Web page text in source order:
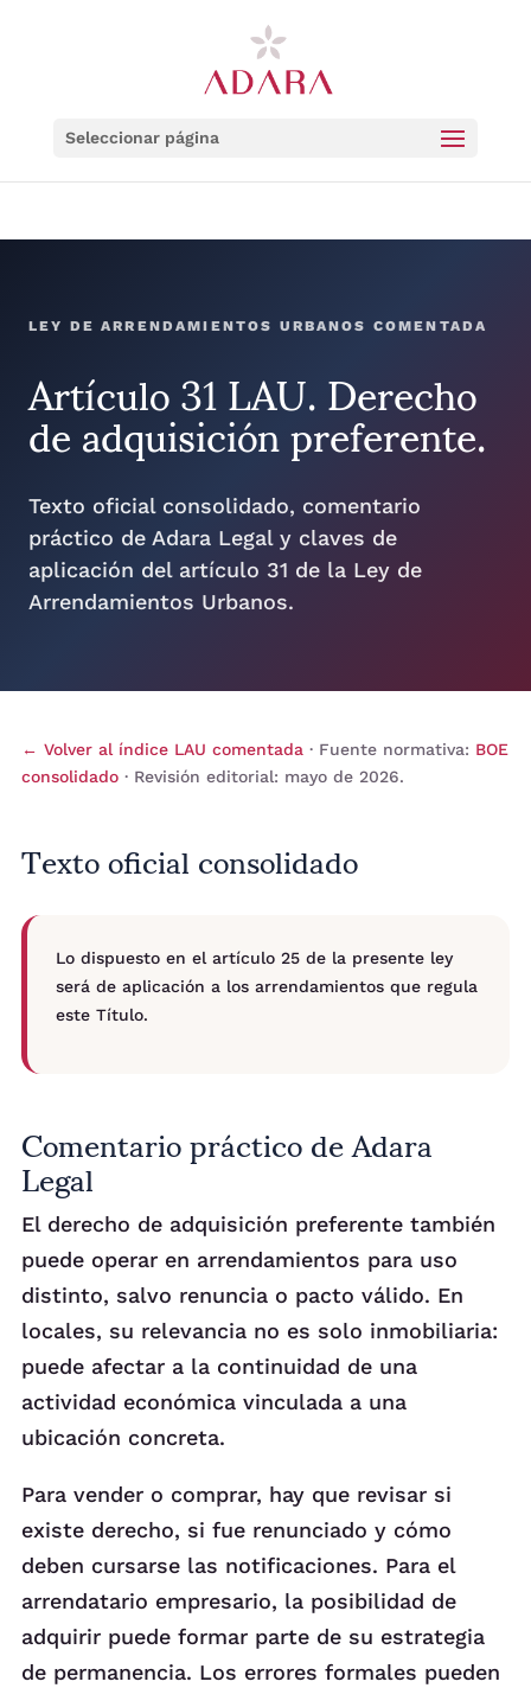
Seleccionar página
LEY DE ARRENDAMIENTOS URBANOS COMENTADA
Artículo 31 LAU. Derecho
de adquisición preferente.
Texto oficial consolidado, comentario
práctico de Adara Legal y claves de
aplicación del artículo 31 de la Ley de
Arrendamientos Urbanos.
← Volver al índice LAU comentada · Fuente normativa: BOE
consolidado · Revisión editorial: mayo de 2026.
Texto oficial consolidado
Lo dispuesto en el artículo 25 de la presente ley
será de aplicación a los arrendamientos que regula
este Título.
Comentario práctico de Adara
Legal
El derecho de adquisición preferente también
puede operar en arrendamientos para uso
distinto, salvo renuncia o pacto válido. En
locales, su relevancia no es solo inmobiliaria:
puede afectar a la continuidad de una
actividad económica vinculada a una
ubicación concreta.
Para vender o comprar, hay que revisar si
existe derecho, si fue renunciado y cómo
deben cursarse las notificaciones. Para el
arrendatario empresario, la posibilidad de
adquirir puede formar parte de su estrategia
de permanencia. Los errores formales pueden